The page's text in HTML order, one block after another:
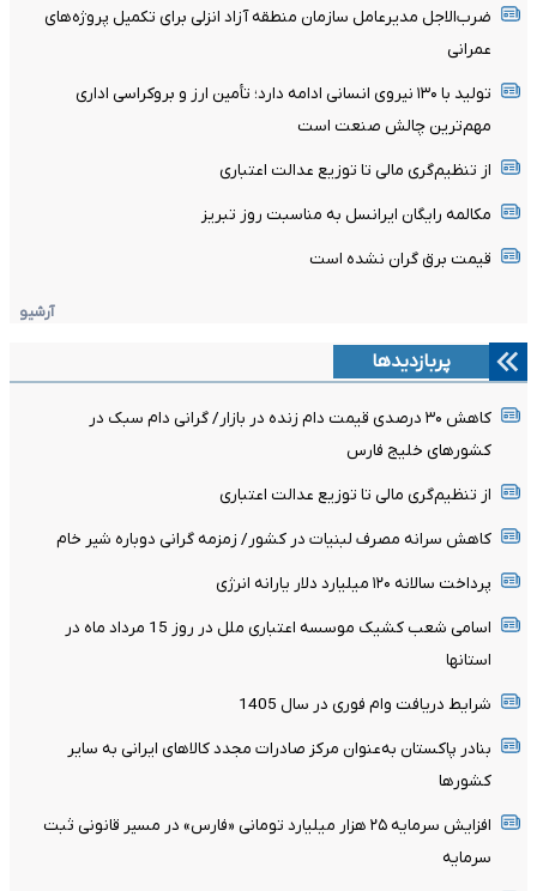
ضرب‌الاجل مدیرعامل سازمان منطقه آزاد انزلی برای تکمیل پروژه‌های
عمرانی
تولید با ۱۳۰ نیروی انسانی ادامه دارد؛ تأمین ارز و بروکراسی اداری
مهم‌ترین چالش صنعت است
از تنظیم‌گری مالی تا توزیع عدالت اعتباری
مکالمه رایگان ایرانسل به مناسبت روز تبریز
قیمت برق گران نشده است
آرشیو
پربازدیدها
کاهش ۳۰ درصدی قیمت دام زنده در بازار/ گرانی دام سبک در
کشور‌های خلیج فارس
از تنظیم‌گری مالی تا توزیع عدالت اعتباری
کاهش سرانه مصرف لبنیات در کشور/ زمزمه گرانی دوباره شیر خام
پرداخت سالانه ۱۲۰ میلیارد دلار یارانه انرژی
اسامی شعب کشیک موسسه اعتباری ملل در روز 15 مرداد ماه در
استانها
شرایط دریافت وام فوری در سال 1405
بنادر پاکستان به‌عنوان مرکز صادرات مجدد کالاهای ایرانی به سایر
کشورها
افزایش سرمایه ۲۵ هزار میلیارد تومانی «فارس» در مسیر قانونی ثبت
سرمایه